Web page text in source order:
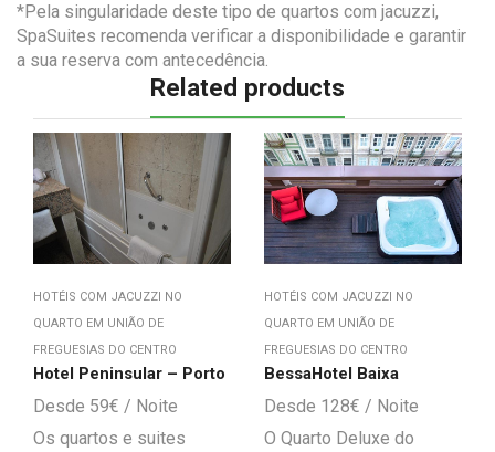
*Pela singularidade deste tipo de quartos com jacuzzi,
SpaSuites recomenda verificar a disponibilidade e garantir
a sua reserva com antecedência.
Related products
HOTÉIS COM JACUZZI NO
QUARTO EM UNIÃO DE
FREGUESIAS DO CENTRO
Hotel Peninsular – Porto
59€
Os quartos e suites
HOTÉIS COM JACUZZI NO
QUARTO EM UNIÃO DE
FREGUESIAS DO CENTRO
BessaHotel Baixa
128€
O Quarto Deluxe do